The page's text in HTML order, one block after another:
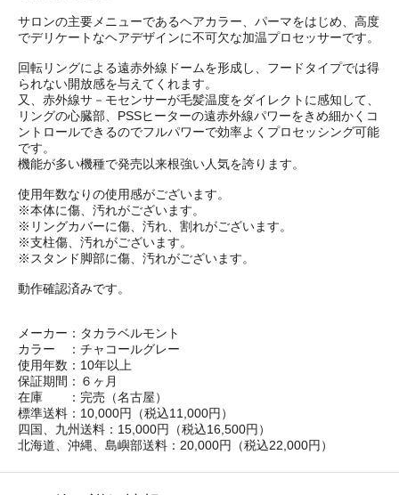
サロンの主要メニューであるヘアカラー、パーマをはじめ、高度
でデリケートなヘアデザインに不可欠な加温プロセッサーです。
回転リングによる遠赤外線ドームを形成し、フードタイプでは得
られない開放感を与えてくれます。
又、赤外線サ－モセンサーが毛髪温度をダイレクトに感知して、
リングの心臓部、PSSヒーターの遠赤外線パワーをきめ細かくコ
ントロールできるのでフルパワーで効率よくプロセッシング可能
です。
機能が多い機種で発売以来根強い人気を誇ります。
使用年数なりの使用感がございます。
※本体に傷、汚れがございます。
※リングカバーに傷、汚れ、割れがございます。
※支柱傷、汚れがございます。
※スタンド脚部に傷、汚れがございます。
動作確認済みです。
メーカー：タカラベルモント
カラー ：チャコールグレー
使用年数：10年以上
保証期間：６ヶ月
在庫 ：完売（名古屋）
標準送料：10,000円（税込11,000円）
四国、九州送料：15,000円（税込16,500円）
北海道、沖縄、島嶼部送料：20,000円（税込22,000円）